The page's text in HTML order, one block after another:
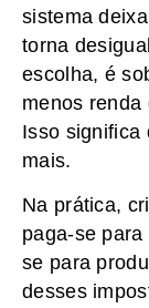
sistema
torna
escolha, é
menos renda
Isso significa
mais.
Na prática,
paga-se
se para
desses